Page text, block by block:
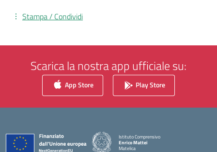
Stampa / Condividi
Scarica la nostra app ufficiale su:
App Store Play Store
Istituto Comprensivo
Enrico Mattei
Matelica